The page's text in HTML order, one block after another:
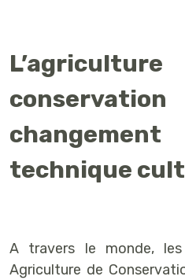
technique
A travers le monde,
Agriculture de